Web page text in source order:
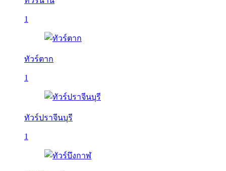
1
ทัวร์ตาก
1
ทัวร์ปราจีนบุรี
1